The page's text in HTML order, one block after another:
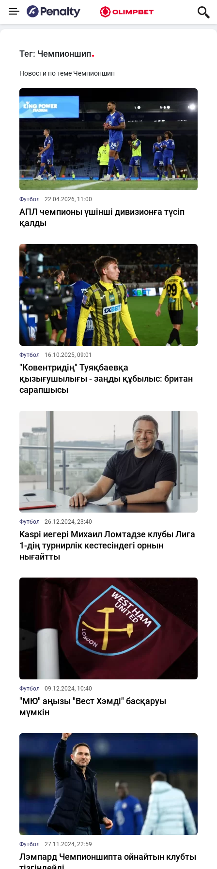
Тег: Чемпионшип
Новости по теме Чемпионшип
Футбол 22.04.2026, 11:00
АПЛ чемпионы үшінші дивизионға түсіп
қалды
Футбол 16.10.2025, 09:01
"Ковентридің" Туяқбаевқа
қызығушылығы - заңды құбылыс: британ
сарапшысы
Футбол 26.12.2024, 23:40
Kaspi иегері Михаил Ломтадзе клубы Лига
1-дің турнирлік кестесіндегі орнын
нығайтты
Футбол 09.12.2024, 10:40
"МЮ" аңызы "Вест Хэмді" басқаруы
мүмкін
Футбол 27.11.2024, 22:59
Лэмпард Чемпионшипта ойнайтын клубты